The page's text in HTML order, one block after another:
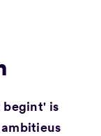
begint' is
ambitieus